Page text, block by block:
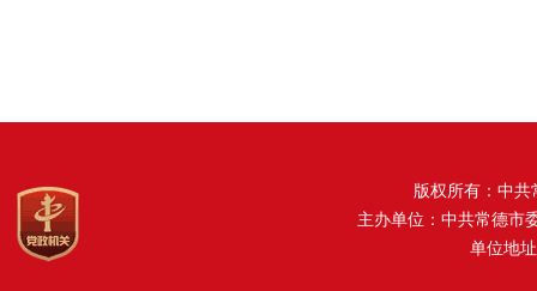
版权所有：中
主办单位：中共常德市
单位地